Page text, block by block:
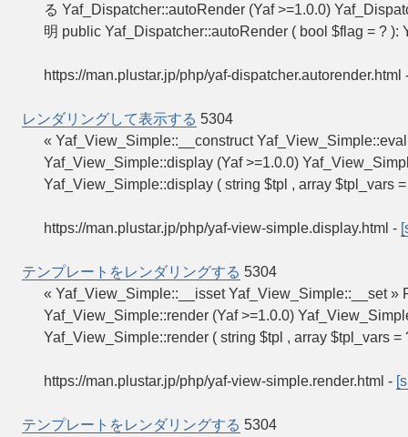
る Yaf_Dispatcher::autoRender (Yaf >=1.0.0)
明 public Yaf_Dispatcher::autoRender ( bool $flag = ? ):
https://man.plustar.jp/php/yaf-dispatcher.autorender.html
レンダリングして表示する 5304
« Yaf_View_Simple::__construct
Yaf_View_Simple::display (Yaf >=1.0.0)
Yaf_View_Simple::display ( string $tpl , array $tpl_vars
https://man.plustar.jp/php/yaf-view-simple.display.html -
テンプレートをレンダリングする 5304
« Yaf_View_Simple::__isset Yaf_View_Simple::__set
Yaf_View_Simple::render (Yaf >=1.0.0)
Yaf_View_Simple::render ( string $tpl , array $tpl_vars =
https://man.plustar.jp/php/yaf-view-simple.render.html -
テンプレートをレンダリングする 5304